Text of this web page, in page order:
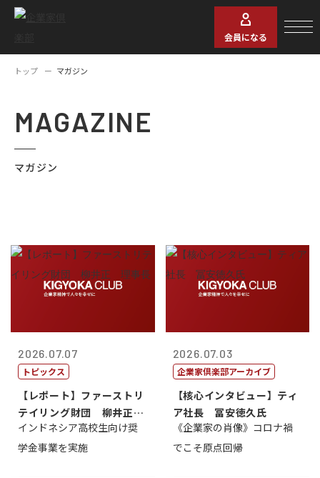
会員になる
トップ マガジン
MAGAZINE
マガジン
2026.07.07
トピックス
【レポート】ファーストリ
テイリング財団 柳井正
理事長
インドネシア高校生向け奨
学金事業を実施
2026.07.03
企業家倶楽部アーカイブ
【核心インタビュー】ティ
ア社長 冨安徳久氏
《企業家の肖像》コロナ禍
でこそ原点回帰